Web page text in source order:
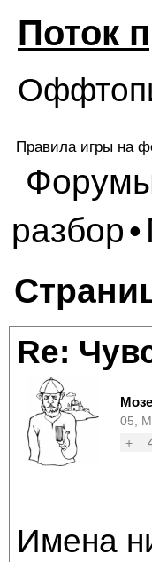
Поток
Правила игры на
разбор•
Re:
05,
+
Имена